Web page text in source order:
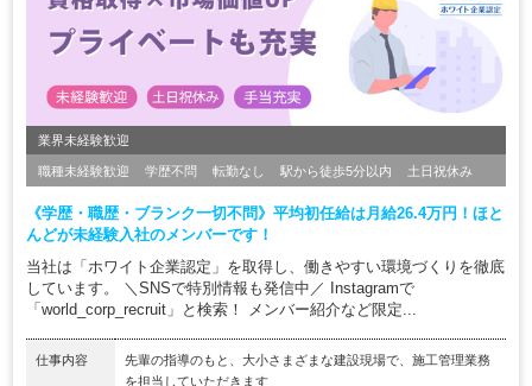
業界未経験歓迎
職種未経験歓迎 学歴不問 転勤なし 駅から徒歩5分以内 土日祝休み
《学歴・職歴・ブランク一切不問》平均初任給は月給26.4万円！ほと
んどが未経験入社のメンバーです！
当社は「ホワイト企業認定」を取得し、働きやすい環境づくりを徹底
しています。 ＼SNSで特別情報も発信中／ Instagramで
「world_corp_recruit」と検索！ メンバー紹介など限定...
仕事内容
先輩の指導のもと、大小さまざまな建設現場で、施工管理業務
を担当していただきます